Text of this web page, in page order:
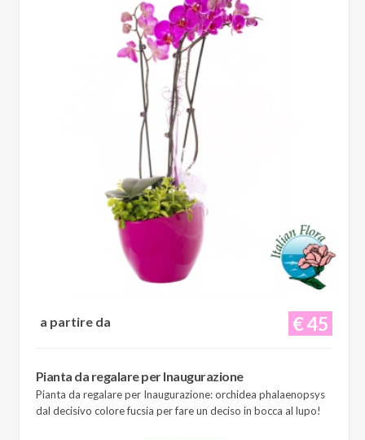
€ 45
a partire da
Pianta da regalare per Inaugurazione
Pianta da regalare per Inaugurazione: orchidea phalaenopsys
dal decisivo colore fucsia per fare un deciso in bocca al lupo!